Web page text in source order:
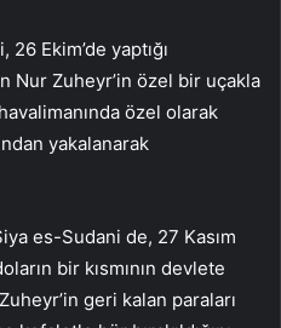
Ekim’de yaptığı
Nur Zuheyr’in özel bir uçakla
özel olarak
yakalanarak
es-Sudani de, 27 Kasım
bir kısmının devlete
geri kalan paraları